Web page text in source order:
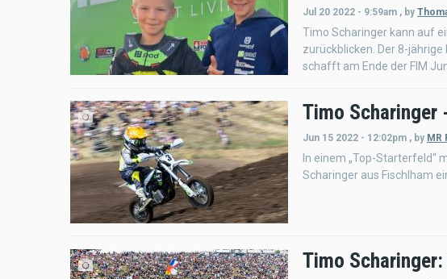
Jul 20 2022 - 9:59am , by
Timo Scharinger kann auf
zurückblicken. Der 8-
schafft am Ende der FIM
Timo Scharinger
Jun 15 2022 - 12:02pm , by MR
In einem „Top-Starterfeld“
Scharinger aus Fischlham
Timo